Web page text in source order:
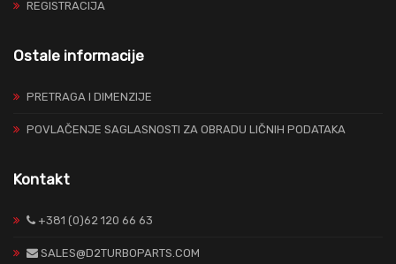
REGISTRACIJA
Ostale informacije
PRETRAGA I DIMENZIJE
POVLAČENJE SAGLASNOSTI ZA OBRADU LIČNIH PODATAKA
Kontakt
+381 (0)62 120 66 63
SALES@D2TURBOPARTS.COM